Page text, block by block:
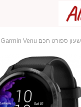
שעון ספורט חכם Garmin Venu